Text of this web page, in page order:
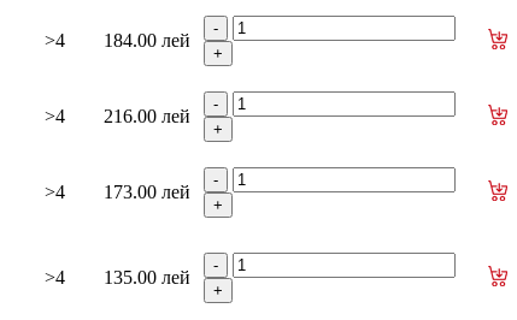
>4 184.00 лей
>4 216.00 лей
>4 173.00 лей
>4 135.00 лей